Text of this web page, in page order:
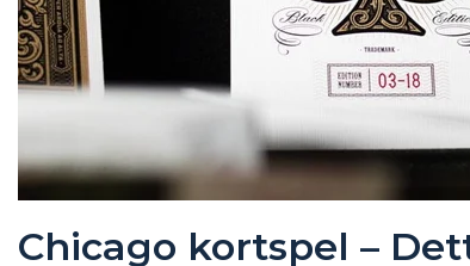
Chicago kortspel –